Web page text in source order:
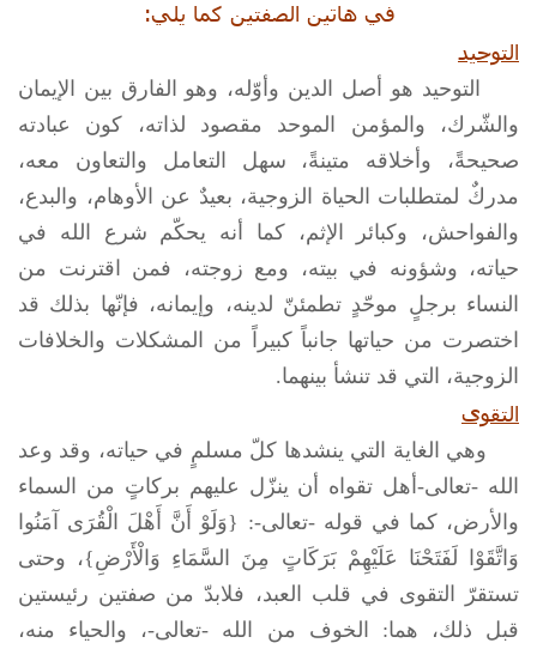
في هاتين الصفتين كما يلي:
التوحيد
التوحيد هو أصل الدين وأوّله، وهو الفارق بين الإيمان
والشّرك، والمؤمن الموحد مقصود لذاته، كون عبادته
صحيحةً، وأخلاقه متينةً، سهل التعامل والتعاون معه،
مدركٌ لمتطلبات الحياة الزوجية، بعيدٌ عن الأوهام، والبدع،
والفواحش، وكبائر الإثم، كما أنه يحكّم شرع الله في
حياته، وشؤونه في بيته، ومع زوجته، فمن اقترنت من
النساء برجلٍ موحّدٍ تطمئنّ لدينه، وإيمانه، فإنّها بذلك قد
اختصرت من حياتها جانباً كبيراً من المشكلات والخلافات
الزوجية، التي قد تنشأ بينهما.
التقوى
وهي الغاية التي ينشدها كلّ مسلمٍ في حياته، وقد وعد
الله -تعالى-أهل تقواه أن ينزّل عليهم بركاتٍ من السماء
والأرض، كما في قوله -تعالى-: {وَلَوْ أَنَّ أَهْلَ الْقُرَى آمَنُوا
وَاتَّقَوْا لَفَتَحْنَا عَلَيْهِمْ بَرَكَاتٍ مِنَ السَّمَاءِ وَالْأَرْضِ}، وحتى
تستقرّ التقوى في قلب العبد، فلابدّ من صفتين رئيستين
قبل ذلك، هما: الخوف من الله -تعالى-، والحياء منه،